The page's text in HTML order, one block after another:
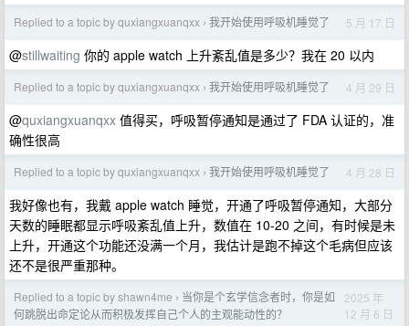
Replied to a topic by quxiangxuanqxx › 我开始使用呼吸机睡觉了 5 月 17 日
@stillwaiting 你的 apple watch 上升紊乱值是多少？我在 20 以内
Replied to a topic by quxiangxuanqxx › 我开始使用呼吸机睡觉了 4 月 29 日
@quxiangxuanqxx 值得买，呼吸暂停通知是通过了 FDA 认证的，准
确性很高
Replied to a topic by quxiangxuanqxx › 我开始使用呼吸机睡觉了 4 月 28 日
我好像也有，我戴 apple watch 睡觉，开通了呼吸暂停通知，大部分
天数的睡眠都显示呼吸紊乱值上升，数值在 10-20 之间，有时候是未
上升，开通这个功能还没满一个月，我估计是跑不掉这个毛病但应该
还不是很严重那种。
Replied to a topic by shawn4me › 当你是个玄学信念者时，你是如
何跳脱出命定论从而积极发挥自己个人的主观能动性的？
2025 年
12 月 6 日